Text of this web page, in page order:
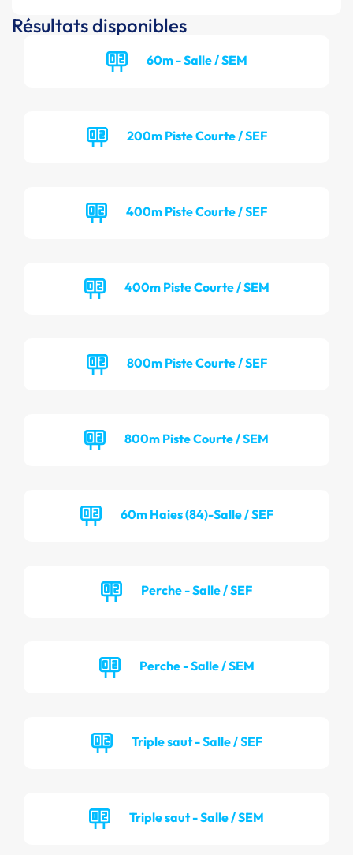
Résultats disponibles
60m - Salle / SEM
200m Piste Courte / SEF
400m Piste Courte / SEF
400m Piste Courte / SEM
800m Piste Courte / SEF
800m Piste Courte / SEM
60m Haies (84)-Salle / SEF
Perche - Salle / SEF
Perche - Salle / SEM
Triple saut - Salle / SEF
Triple saut - Salle / SEM